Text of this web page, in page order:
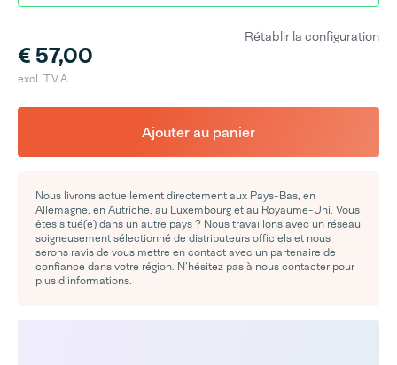
€ 57,00
excl. T.V.A.
Rétablir la configuration
Ajouter au panier
Nous livrons actuellement directement aux Pays-Bas, en
Allemagne, en Autriche, au Luxembourg et au Royaume-Uni. Vous
êtes situé(e) dans un autre pays ? Nous travaillons avec un réseau
soigneusement sélectionné de distributeurs officiels et nous
serons ravis de vous mettre en contact avec un partenaire de
confiance dans votre région. N’hésitez pas à nous contacter pour
plus d’informations.